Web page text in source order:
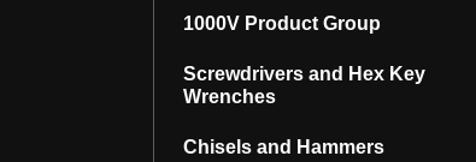
1000V Product Group
Screwdrivers and Hex Key
Wrenches
Chisels and Hammers